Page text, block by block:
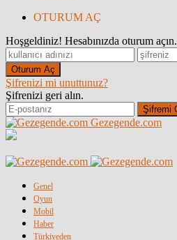
OTURUM AÇ
Hoşgeldiniz! Hesabınızda oturum açın.
Şifrenizi mi unuttunuz?
Şifrenizi geri alın.
Gezegende.com
Genel
Oyun
Mobil
Haber
Türkiyeden